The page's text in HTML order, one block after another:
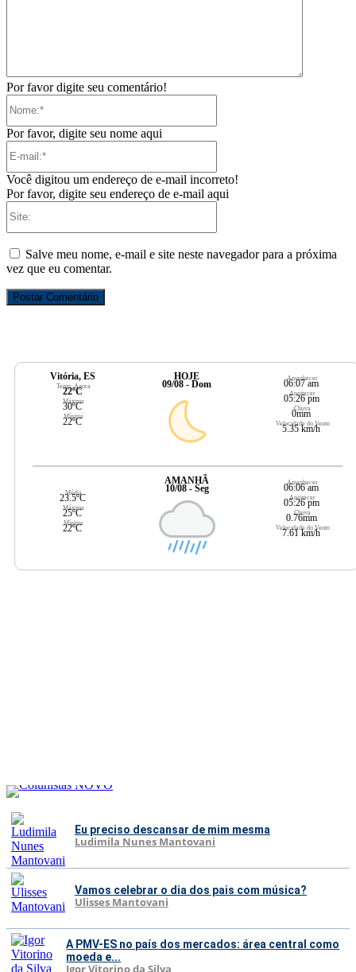
Por favor digite seu comentário!
Por favor, digite seu nome aqui
Você digitou um endereço de e-mail incorreto!
Por favor, digite seu endereço de e-mail aqui
Salve meu nome, e-mail e site neste navegador para a próxima
vez que eu comentar.
Vitória, ES
Temp. Agora
22ºC
Máxima
30ºC
Mínima
22ºC
HOJE
09/08 - Dom
Amanhecer
06:07 am
Anoitecer
05:26 pm
Chuva
0mm
Velocidade do Vento
5.35 km/h
Média
23.5ºC
Máxima
25ºC
Mínima
22ºC
AMANHÃ
10/08 - Seg
Amanhecer
06:06 am
Anoitecer
05:26 pm
Chuva
0.76mm
Velocidade do Vento
7.61 km/h
Eu preciso descansar de mim mesma
Ludimila Nunes Mantovani
Vamos celebrar o dia dos pais com música?
Ulisses Mantovani
A PMV-ES no país dos mercados: área central como
moeda e...
Igor Vitorino da Silva